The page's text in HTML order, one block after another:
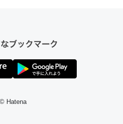
たけどAlexaしか使わないので
© Hatena